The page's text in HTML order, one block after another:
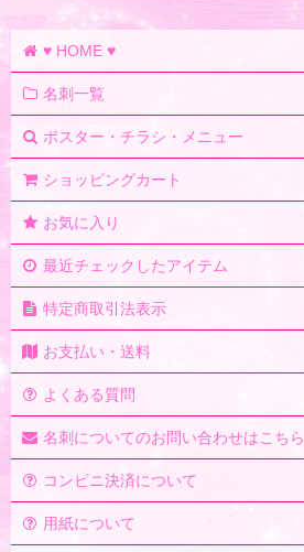
絞り込む
♥ HOME ♥
名刺一覧
ポスター・チラシ・メニュー
ショッピングカート
お気に入り
最近チェックしたアイテム
特定商取引法表示
お支払い・送料
よくある質問
名刺についてのお問い合わせはこちら
コンビニ決済について
用紙について